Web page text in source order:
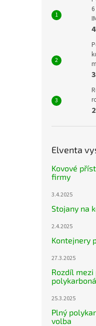
Elventa
Kovové
firmy
3.4.2025
Stojany na
2.4.2025
Kontejnery
27.3.2025
Rozdíl
25.3.2025
Plný
volba